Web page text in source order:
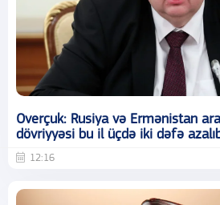
Overçuk: Rusiya və Ermənistan
dövriyyəsi bu il üçdə iki dəfə
12:16